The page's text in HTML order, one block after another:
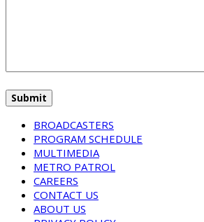
BROADCASTERS
PROGRAM SCHEDULE
MULTIMEDIA
METRO PATROL
CAREERS
CONTACT US
ABOUT US